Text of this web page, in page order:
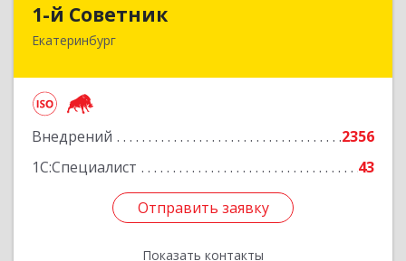
1-й Советник
Екатеринбург
Внедрений
2356
1С:Специалист
43
Отправить заявку
Показать контакты
620144, Свердловская обл, Екатеринбург г, 8
Отправить заявку
Назад